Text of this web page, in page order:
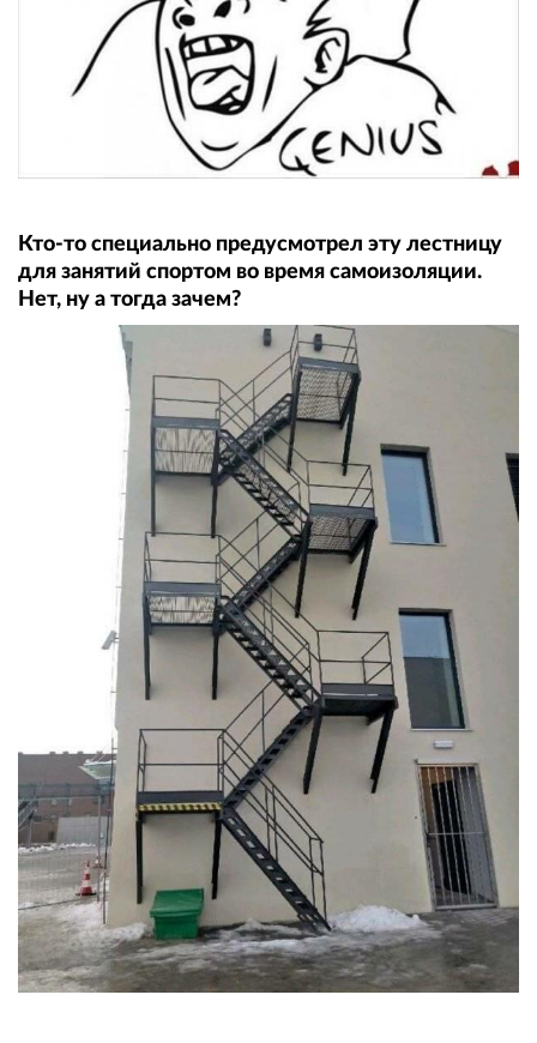
Кто-то специально предусмотрел эту лестницу
для занятий спортом во время самоизоляции.
Нет, ну а тогда зачем?